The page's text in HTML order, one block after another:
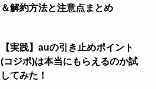
＆解約方法と注意点まとめ
【実践】auの引き止めポイント
(コジポ)は本当にもらえるのか試
してみた！